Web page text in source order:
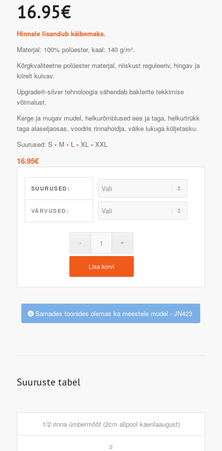
16.95€
Hinnale lisandub käibemaks.
Materjal: 100% polüester, kaal: 140 g/m².
Kõrgkvaliteetne polüester materjal, niiskust reguleeriv, hingav ja
kiirelt kuivav.
Upgrade®-silver tehnoloogia vähendab bakterite tekkimise
võimalust.
Kerge ja mugav mudel, helkurõmblused ees ja taga, helkurtrükk
taga alaseljaosas, voodris rinnahoidja, väike lukuga küljetasku.
Suurused: S • M • L • XL • XXL
16.95€
SUURUSED:
VÄRVUSED:
Lisa korvi
Samades toonides olemas ka meestele mudel - JN423
Suuruste tabel
1/2 rinna ümbermõõt (2cm allpool kaenlaaugust)